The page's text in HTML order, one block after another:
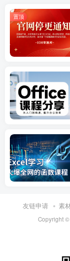
置顶
友链申请 素
Copyright ©